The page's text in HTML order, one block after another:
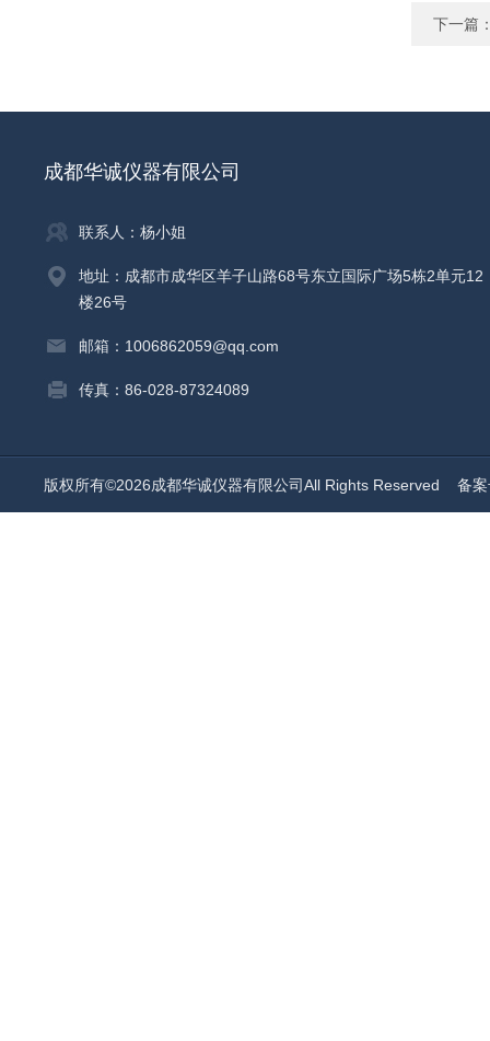
下一篇
成都华诚仪器有限公司
联系人：杨小姐
地址：成都市成华区羊子山路68号东立国际广场5栋2单元12
楼26号
邮箱：1006862059@qq.com
传真：86-028-87324089
版权所有©2026成都华诚仪器有限公司All Rights Reserved 备